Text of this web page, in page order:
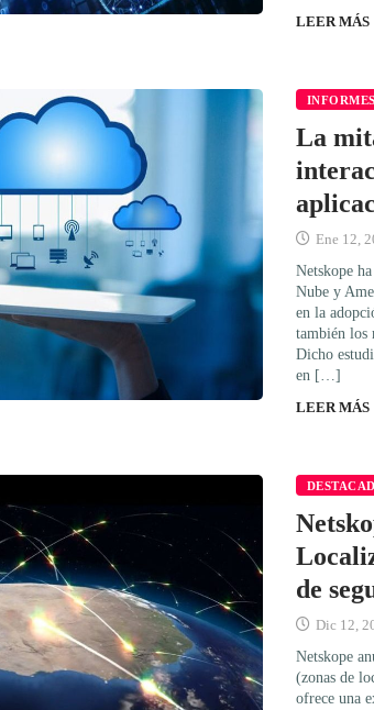
LEER MÁS
INFORMES
La
Ene 12,
Netskope
Nube y
en la
también los
Dicho
en […]
LEER MÁS
de
Dic 12,
Netskope
(zonas de
ofrece una